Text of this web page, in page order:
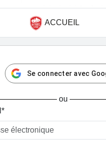
ACCUEIL
Se connecter avec
ou
*